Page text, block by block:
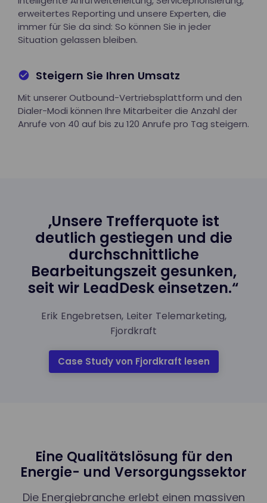
erweitertes Reporting und unsere Experten, die
immer für Sie da sind: So können Sie in jeder
Situation gelassen bleiben.
Steigern Sie Ihren Umsatz
Mit unserer Outbound-Vertriebsplattform und den
Dialer-Modi können Ihre Mitarbeiter die Anzahl der
Anrufe von 40 auf bis zu 120 Anrufe pro Tag steigern.
„Unsere Trefferquote ist
deutlich gestiegen und die
durchschnittliche
Bearbeitungszeit gesunken,
seit wir LeadDesk einsetzen.“
Erik Engebretsen, Leiter Telemarketing,
Fjordkraft
Case Study von Fjordkraft lesen
Eine Qualitätslösung für den
Energie- und Versorgungssektor
Die Energiebranche erlebt einen massiven